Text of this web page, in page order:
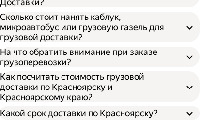
Доставки?
Сколько стоит нанять каблук,
микроавтобус или грузовую газель для
грузовой доставки?
Откройте приложение, личный кабинет
или форму заказа на нашем сайте;
Выберите подходящий размер кузова:
На что обратить внимание при заказе
грузоперевозки?
Как посчитать стоимость грузовой
доставки по Красноярску и
Красноярскому краю?
Какой срок доставки по Красноярску?